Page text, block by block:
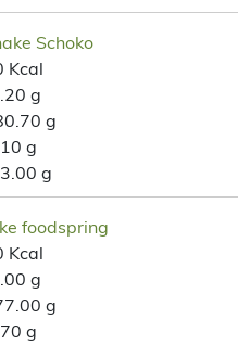
Schoko
Kcal
g
g
g
3.00 g
foodspring
Kcal
g
g
g